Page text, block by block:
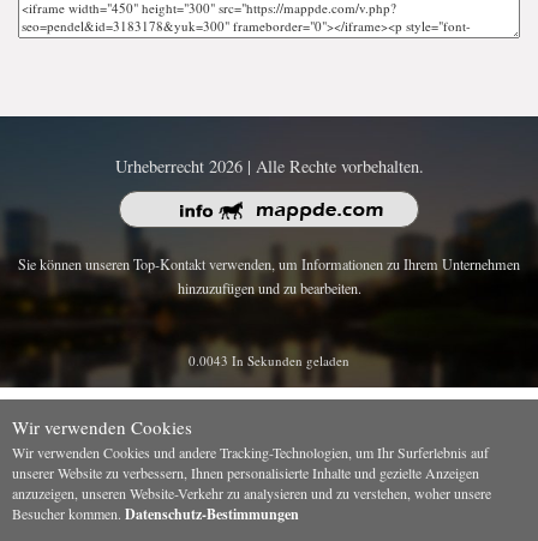
Urheberrecht 2026 | Alle Rechte vorbehalten.
Sie können unseren Top-Kontakt verwenden, um Informationen zu Ihrem Unternehmen
hinzuzufügen und zu bearbeiten.
0.0043 In Sekunden geladen
Wir verwenden Cookies
Wir verwenden Cookies und andere Tracking-Technologien, um Ihr Surferlebnis auf
unserer Website zu verbessern, Ihnen personalisierte Inhalte und gezielte Anzeigen
anzuzeigen, unseren Website-Verkehr zu analysieren und zu verstehen, woher unsere
Besucher kommen. Datenschutz-Bestimmungen